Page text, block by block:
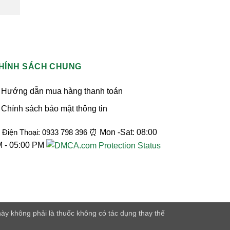
SÁCH CHUNG
Hướng dẫn mua hàng thanh toán
Chính sách bảo mật thông tin
Thoại: 0933 798 396 ⏰ Mon -Sat: 08:00
- 05:00 PM
không phải là thuốc không có tác dụng thay thế